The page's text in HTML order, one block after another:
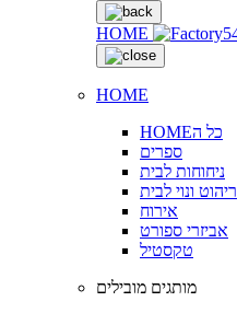
HOME
HOME
HOMEכל ה
ספרים
ניחוחות לבית
ריהוט ונוי לבית
אירוח
אביזרי ספורט
טקסטיל
מותגים מובילים